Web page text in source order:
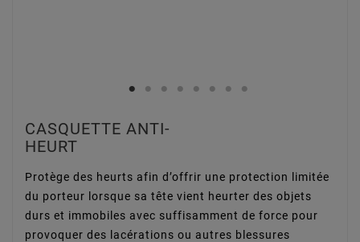
CASQUETTE ANTI-
HEURT
Protège des heurts afin d’offrir une protection limitée
du porteur lorsque sa tête vient heurter des objets
durs et immobiles avec suffisamment de force pour
provoquer des lacérations ou autres blessures